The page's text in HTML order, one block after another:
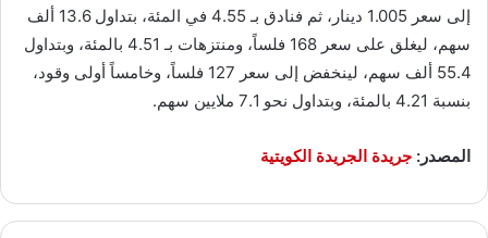
إلى سعر 1.005 دينار، ثم فنادق بـ 4.55 في المئة، بتداول 13.6 ألف
سهم، ليغلق على سعر 168 فلساً، ومنتزهات بـ 4.51 بالمئة، وبتداول
55.4 ألف سهم، لينخفض إلى سعر 127 فلساً، وخامساً أولى وقود،
بنسبة 4.21 بالمئة، وبتداول نحو 7.1 ملايين سهم.
المصدر: جريدة الجريدة الكويتية